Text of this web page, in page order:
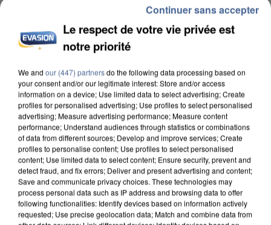
9h00
Une nouvelle canicule va faire chauffer la France
cette semaine
Le respect de votre vie privée est
notre priorité
We and our (447) partnersdo the following data processing based on
your consent and/or our legitimate interest: Store and/or access
information on a device; Use limited data to select advertising; Create
profiles for personalised advertising; Use profiles to select personalised
advertising; Measure advertising performance; Measure content
performance; Understand audiences through statistics or combinations
of data from different sources; Develop and improve services; Create
profiles to personalise content; Use profiles to select personalised
content; Use limited data to select content; Ensure security, prevent and
detect fraud, and fix errors; Deliver and present advertising and content;
Save and communicate privacy choices. These technologies may
process personal data such as IP address and browsing data to offer
following functionalities: Identify devices based on information actively
requested; Use precise geolocation data; Match and combine data from
Continuer sans accepter